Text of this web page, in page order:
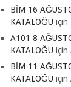
BİM 16
KATALOĞU için
A101 8
KATALOĞU için
BİM 11
KATALOĞU için